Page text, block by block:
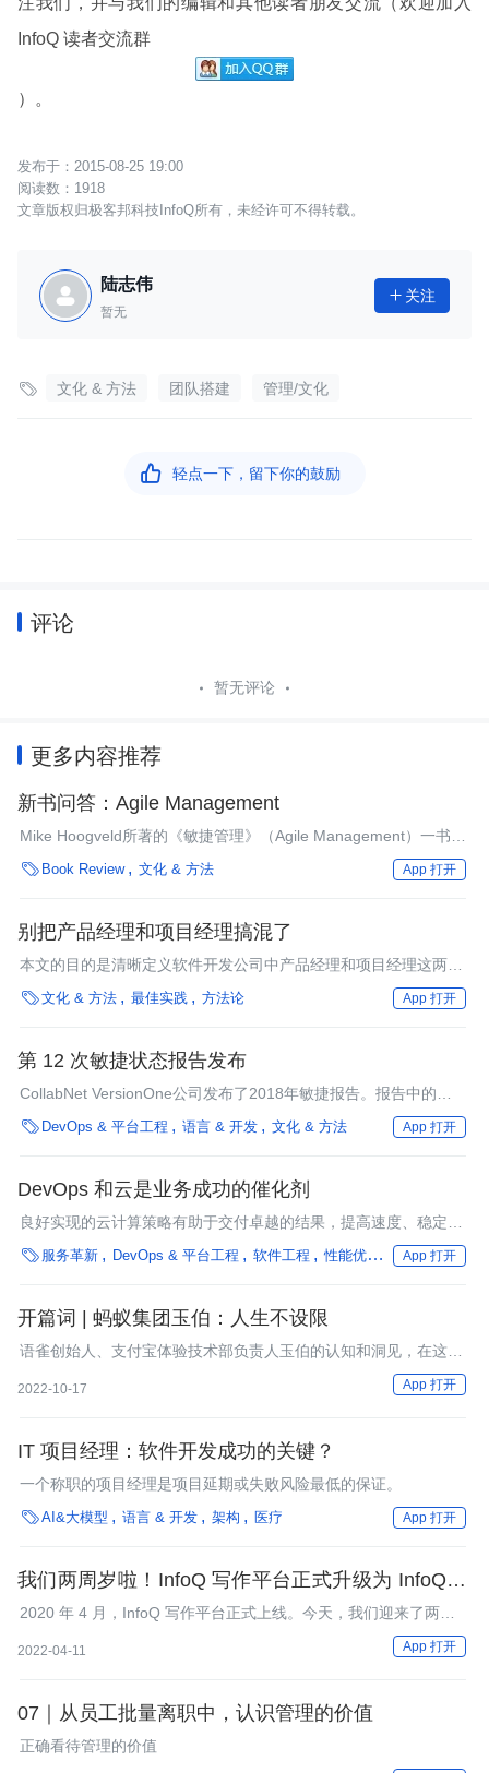
InfoQ 读者交流群
）。
2015-08-25 19:00
1918
文章版权归极客邦科技InfoQ所有，未经许可不得转载。
陆志伟
暂无
 关注
 文化 & 方法 团队搭建 管理/文化
 轻点一下，留下你的鼓励
评论
暂无评论
更多内容推荐
新书问答：Agile Management
Mike Hoogveld所著的《敏捷管理》（Agile Management）一书，
探讨了为提高组织内的灵活性和创业精神，应如何以敏捷方式实现
敏捷的原则和价值观。此外，该书还介绍了如何以“客户的声音”为
 Book Review 文化 & 方法 App 打开
别把产品经理和项目经理搞混了
本文的目的是清晰定义软件开发公司中产品经理和项目经理这两个
战略职位之间的区别。
文化 & 方法 最佳实践 方法论 App 打开
第 12 次敏捷状态报告发布
CollabNet VersionOne公司发布了2018年敏捷报告。报告中的一
些结论表明，对客户和用户满意度的需求日益增加，越来越多的组
织正在扩大敏捷性，分布式团队正成为敏捷软件开发的常态，许多
 DevOps & 平台工程 语言 & 开发 文化 & 方法 App 打开
DevOps 和云是业务成功的催化剂
良好实现的云计算策略有助于交付卓越的结果，提高速度、稳定性
和可用性。
 服务革新 DevOps & 平台工程 软件工程 性能优化 银行 行业深
App 打开
开篇词 | 蚂蚁集团玉伯：人生不设限
语雀创始人、支付宝体验技术部负责人玉伯的认知和洞见，在这个
2022-10-17 App 打开
IT 项目经理：软件开发成功的关键？
一个称职的项目经理是项目延期或失败风险最低的保证。
AI&大模型 语言 & 开发 架构 医疗 App 打开
我们两周岁啦！InfoQ 写作平台正式升级为 InfoQ 写
作社区
2020 年 4 月，InfoQ 写作平台正式上线。今天，我们迎来了两周
2022-04-11 App 打开
07｜从员工批量离职中，认识管理的价值
正确看待管理的价值